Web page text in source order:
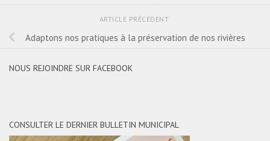
ARTICLE PRÉCÉDENT
Adaptons nos pratiques à la préservation de nos rivières
NOUS REJOINDRE SUR FACEBOOK
CONSULTER LE DERNIER BULLETIN MUNICIPAL